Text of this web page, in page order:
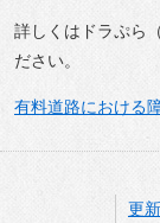
詳しくはドラぷら
ださい。
有料道路における
更